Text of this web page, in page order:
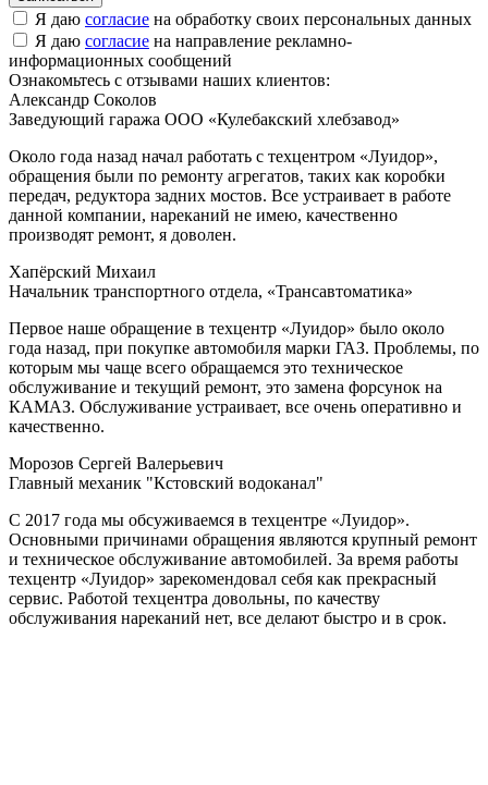
Я даю согласие на обработку своих персональных данных
Я даю согласие на направление рекламно-
информационных сообщений
Ознакомьтесь с отзывами наших клиентов:
Александр Соколов
Заведующий гаража ООО «Кулебакский хлебзавод»
Около года назад начал работать с техцентром «Луидор»,
обращения были по ремонту агрегатов, таких как коробки
передач, редуктора задних мостов. Все устраивает в работе
данной компании, нареканий не имею, качественно
производят ремонт, я доволен.
Хапёрский Михаил
Начальник транспортного отдела, «Трансавтоматика»
Первое наше обращение в техцентр «Луидор» было около
года назад, при покупке автомобиля марки ГАЗ. Проблемы, по
которым мы чаще всего обращаемся это техническое
обслуживание и текущий ремонт, это замена форсунок на
КАМАЗ. Обслуживание устраивает, все очень оперативно и
качественно.
Морозов Сергей Валерьевич
Главный механик "Кстовский водоканал"
С 2017 года мы обсуживаемся в техцентре «Луидор».
Основными причинами обращения являются крупный ремонт
и техническое обслуживание автомобилей. За время работы
техцентр «Луидор» зарекомендовал себя как прекрасный
сервис. Работой техцентра довольны, по качеству
обслуживания нареканий нет, все делают быстро и в срок.